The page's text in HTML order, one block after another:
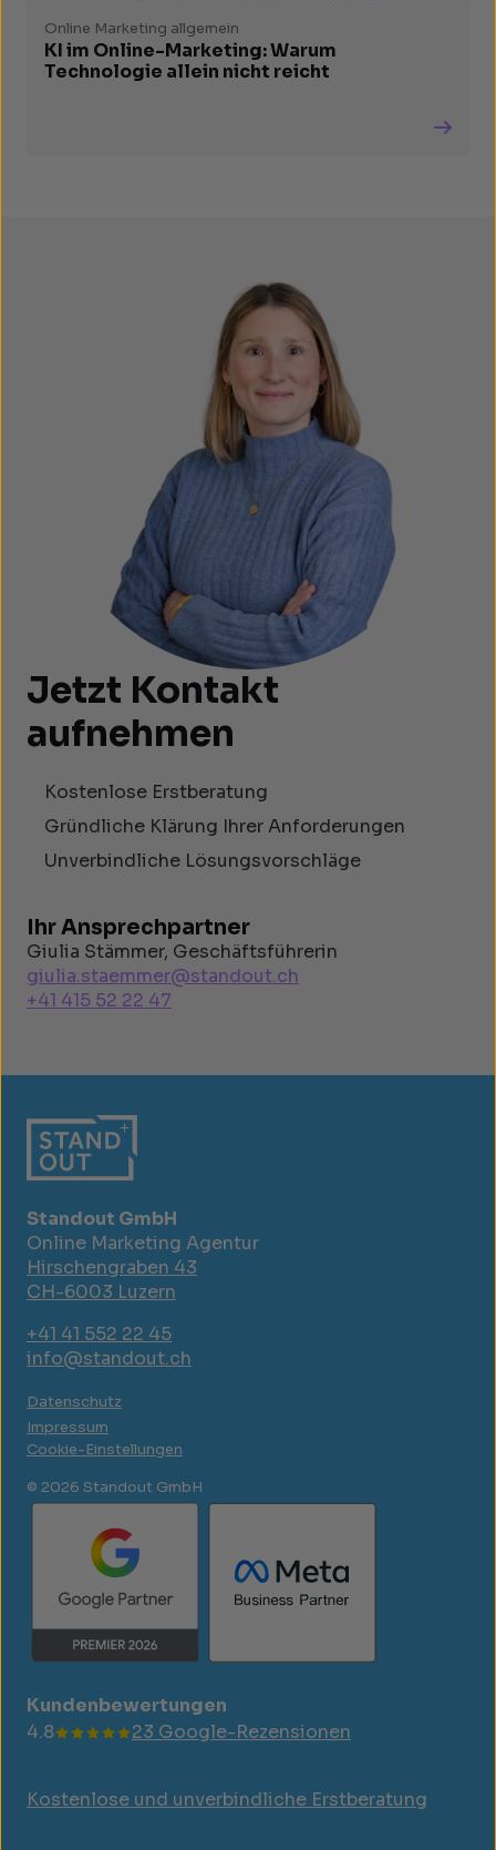
Online Marketing allgemein
KI im Online-Marketing: Warum
Technologie allein nicht reicht
Jetzt Kontakt
aufnehmen
Kostenlose Erstberatung
Gründliche Klärung Ihrer Anforderungen
Unverbindliche Lösungsvorschläge
Ihr Ansprechpartner
Giulia Stämmer, Geschäftsführerin
giulia.staemmer@standout.ch
+41 415 52 22 47
Standout GmbH
Online Marketing Agentur
Hirschengraben 43
CH-6003 Luzern
+41 41 552 22 45
info@standout.ch
Datenschutz
Impressum
Cookie-Einstellungen
© 2026 Standout GmbH
Kundenbewertungen
4.8
23 Google-Rezensionen
Kostenlose und unverbindliche Erstberatung